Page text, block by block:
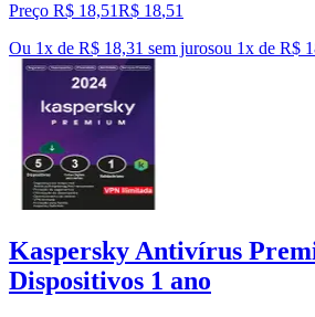
Preço R$ 18,51R$ 18,51
Ou 1x de R$ 18,31 sem jurosou 1x de R$
Kaspersky Antivírus
Dispositivos 1 ano